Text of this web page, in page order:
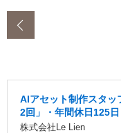
AIアセット制作スタッ
2回」・年間休日125日
株式会社Le Lien